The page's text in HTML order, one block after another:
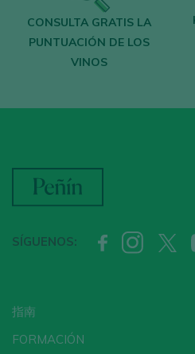
restaurantes
donde
Recibe cada semana
nuestro vino de la
CONSULTA GRATIS LA
PUNTUACIÓN DE LOS
VINOS
SÍGUENOS:
指南
FORMACIÓN